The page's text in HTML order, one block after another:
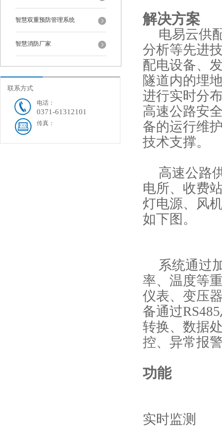
智慧双重预防管理系统
智慧消防厂家
联系方式
电话：
0371-61312101
传真：
解决方案
电易云供
分析等先进
配电设备、
隧道内的埋
进行实时分
高速公路安
备的运行维
技术支撑。
高速公路
电所、收费
灯电源、风
如下图。
系统通过
率、温度等
仪表、变压
备通过
转换、数据
控、异常报
功能
实时监测